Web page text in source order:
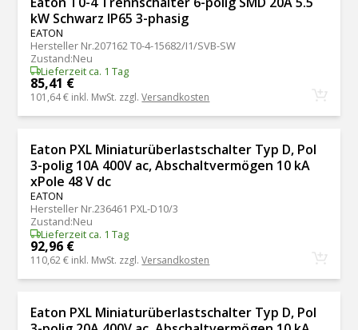
kW Schwarz IP65 3-phasig
EATON
Hersteller Nr.207162 T0-4-15682/I1/SVB-SW
Zustand:Neu
Lieferzeit ca. 1 Tag
85,41 €
101,64 € inkl. MwSt. zzgl.Versandkosten
Eaton PXL Miniaturüberlastschalter Typ D, Pol
3-polig 10A 400V ac, Abschaltvermögen 10 kA
xPole 48 V dc
EATON
Hersteller Nr.236461 PXL-D10/3
Zustand:Neu
Lieferzeit ca. 1 Tag
92,96 €
110,62 € inkl. MwSt. zzgl.Versandkosten
Eaton PXL Miniaturüberlastschalter Typ D, Pol